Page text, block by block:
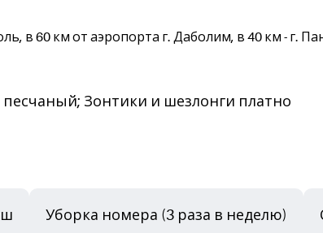
в 60 км от аэропорта г. Даболим, в 40 км - г.
Зонтики и шезлонги платно
Уборка номера (3 раза в неделю)